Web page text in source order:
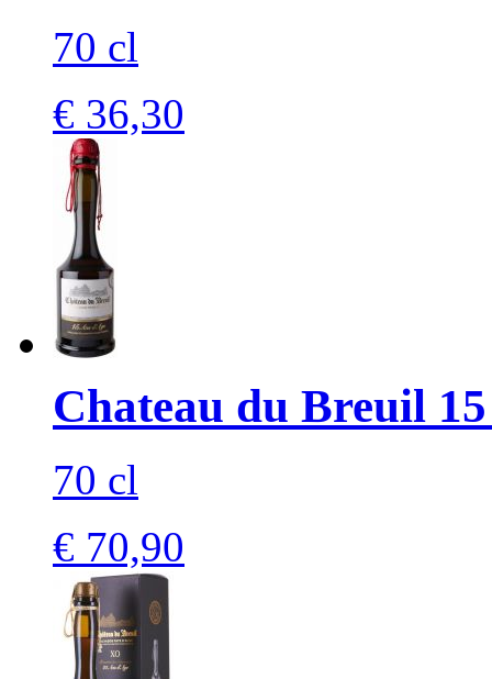
70 cl
€ 36,30
Chateau du Breuil
70 cl
€ 70,90